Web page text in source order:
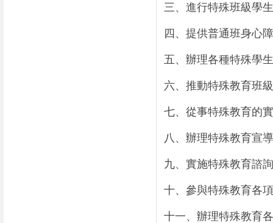
三、進行特殊班級學
四、提供普通班身心
五、辦理各種特殊學
六、推動特殊教育班
七、從事特殊教育的
八、辦理特殊教育宣
九、實施特殊教育諮
十、參與特殊教育各
十一、辦理特殊教育